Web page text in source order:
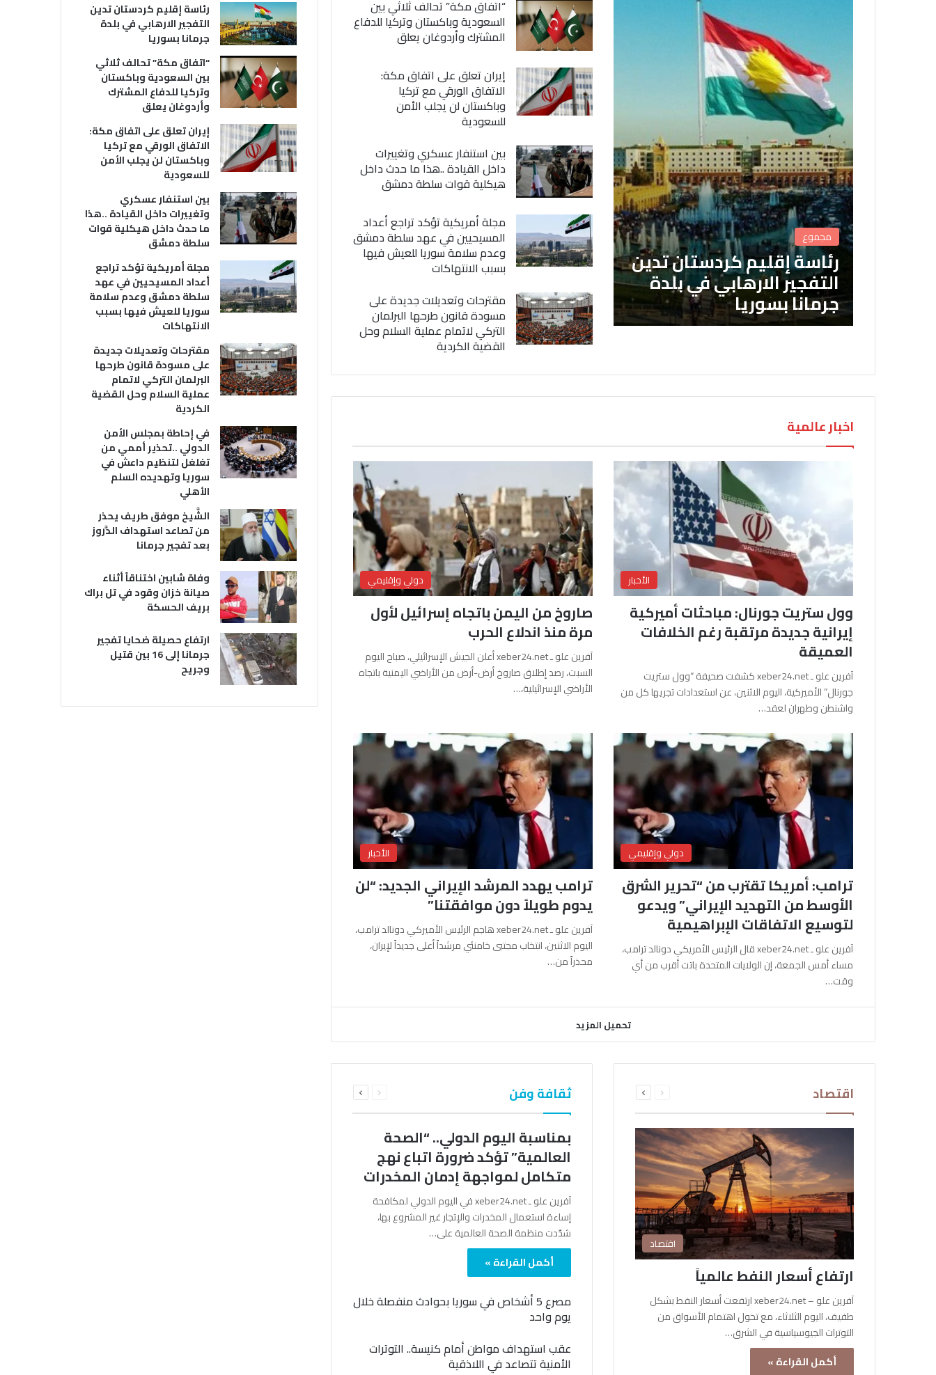
مجموع
رئاسة إقليم كردستان تدين
التفجير الارهابي في بلدة
جرمانا بسوريا
“اتفاق مكة” تحالف ثلاثي بين
السعودية وباكستان وتركيا للدفاع
المشترك وأردوغان يعلق
إيران تعلق على اتفاق مكة:
الاتفاق الورقي مع تركيا
وباكستان لن يجلب الأمن
للسعودية
بين استنفار عسكري وتغييرات
داخل القيادة ..هذا ما حدث داخل
هيكلية قوات سلطة دمشق
مجلة أمريكية تؤكد تراجع أعداد
المسيحيين في عهد سلطة دمشق
وعدم سلامة سوريا للعيش فيها
بسبب الانتهاكات
مقترحات وتعديلات جديدة على
مسودة قانون طرحها البرلمان
التركي لاتمام عملية السلام وحل
القضية الكردية
اخبار عالمية
الأخبار
وول ستريت جورنال: مباحثات أميركية
إيرانية جديدة مرتقبة رغم الخلافات
العميقة
آفرين علو ـ xeber24.net كشفت صحيفة “وول ستريت
جورنال” الأميركية، اليوم الاثنين، عن استعدادات تجريها كل من
واشنطن وطهران لعقد…
دولي وإقليمي
صاروخ من اليمن باتجاه إسرائيل لأول
مرة منذ اندلاع الحرب
آفرين علو ـ xeber24.net أعلن الجيش الإسرائيلي، صباح اليوم
السبت، رصد إطلاق صاروخ أرض-أرض من الأراضي اليمنية باتجاه
الأراضي الإسرائيلية،…
دولي وإقليمي
ترامب: أمريكا تقترب من “تحرير الشرق
الأوسط من التهديد الإيراني” ويدعو
لتوسيع الاتفاقات الإبراهيمية
آفرين علو ـ xeber24.net قال الرئيس الأمريكي دونالد ترامب،
مساء أمس الجمعة، إن الولايات المتحدة باتت أقرب من أي
وقت…
الأخبار
ترامب يهدد المرشد الإيراني الجديد: “لن
يدوم طويلاً دون موافقتنا”
آفرين علو ـ xeber24.net هاجم الرئيس الأميركي دونالد ترامب،
اليوم الاثنين، انتخاب مجتبى خامنئي مرشداً أعلى جديداً لإيران،
محذراً من…
تحميل المزيد
اقتصاد الصفحةالصفحة
اقتصاد
ارتفاع أسعار النفط عالمياً
آفرين علو – xeber24.net ارتفعت أسعار النفط بشكل
طفيف، اليوم الثلاثاء، مع تحول اهتمام الأسواق من
التوترات الجيوسياسية في الشرق…
أكمل القراءة »
ثقافة وفن الصفحةالصفحة
بمناسبة اليوم الدولي.. “الصحة
العالمية” تؤكد ضرورة اتباع نهج
متكامل لمواجهة إدمان المخدرات
آفرين علو ـ xeber24.net في اليوم الدولي لمكافحة
إساءة استعمال المخدرات والإتجار غير المشروع بها،
شدّدت منظمة الصحة العالمية على…
أكمل القراءة »
مصرع 5 أشخاص في سوريا بحوادث منفصلة خلال
يوم واحد
عقب استهداف مواطن أمام كنيسة.. التوترات
الأمنية تتصاعد في اللاذقية
رئاسة إقليم كردستان تدين
التفجير الارهابي في بلدة
جرمانا بسوريا
“اتفاق مكة” تحالف ثلاثي
بين السعودية وباكستان
وتركيا للدفاع المشترك
وأردوغان يعلق
إيران تعلق على اتفاق مكة:
الاتفاق الورقي مع تركيا
وباكستان لن يجلب الأمن
للسعودية
بين استنفار عسكري
وتغييرات داخل القيادة ..هذا
ما حدث داخل هيكلية قوات
سلطة دمشق
مجلة أمريكية تؤكد تراجع
أعداد المسيحيين في عهد
سلطة دمشق وعدم سلامة
سوريا للعيش فيها بسبب
الانتهاكات
مقترحات وتعديلات جديدة
على مسودة قانون طرحها
البرلمان التركي لاتمام
عملية السلام وحل القضية
الكردية
في إحاطة بمجلس الأمن
الدولي ..تحذير أممي من
تغلغل لتنظيم داعش في
سوريا وتهديده السلم
الأهلي
الشَّيخ موفق طريف يحذر
من تصاعد استهداف الدَّروز
بعد تفجير جرمانا
وفاة شابين اختناقاً أثناء
صيانة خزان وقود في تل براك
بريف الحسكة
ارتفاع حصيلة ضحايا تفجير
جرمانا إلى 16 بين قتيل
وجريح